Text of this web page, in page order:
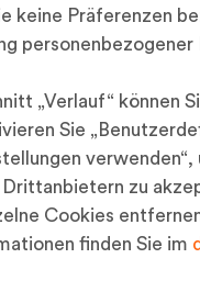
keine Präferenzen
personenbezogener
„Verlauf“ können
Sie
verwenden“,
Drittanbietern zu
Cookies
finden Sie im